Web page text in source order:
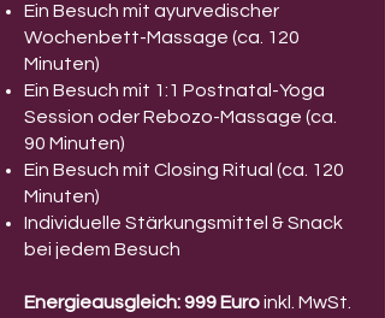
Ein Besuch mit ayurvedischer
Wochenbett-Massage (ca. 120
Minuten)
Ein Besuch mit 1:1 Postnatal-Yoga
Session oder Rebozo-Massage (ca.
90 Minuten)
Ein Besuch mit Closing Ritual (ca. 120
Minuten)
Individuelle Stärkungsmittel & Snack
bei jedem Besuch
Energieausgleich: 999 Euroinkl. MwSt.